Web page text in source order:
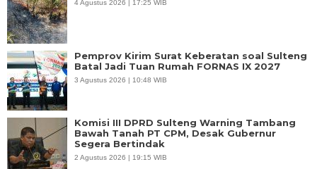
4 Agustus 2026 | 17:25 WIB
Pemprov Kirim Surat Keberatan soal Sulteng
Batal Jadi Tuan Rumah FORNAS IX 2027
3 Agustus 2026 | 10:48 WIB
Komisi III DPRD Sulteng Warning Tambang
Bawah Tanah PT CPM, Desak Gubernur
Segera Bertindak
2 Agustus 2026 | 19:15 WIB